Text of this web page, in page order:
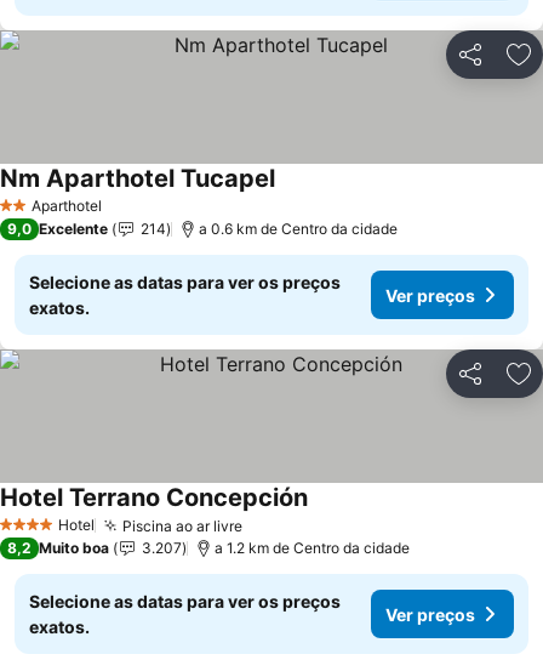
Partilhar
2 EstrelasAparthotel
Nm Aparthotel TucapelVer preços
9,0 Excelente 214 a 0.6 km de Centro da cidade
Selecione as datas para ver os preços
exatos.
Ver preços
Partilhar
4 EstrelasHotel Piscina ao ar livreVer preços
Hotel Terrano ConcepciónVer preços
8,2 Muito boa 3.207 a 1.2 km de Centro da cidade
Selecione as datas para ver os preços
exatos.
Ver preços